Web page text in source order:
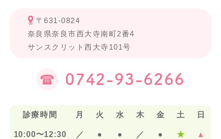
〒631-0824
奈良県奈良市西大寺南町2番4
サンスクリット西大寺101号
0742-93-6266
診療時間 月 火 水 木 金 土 日
10:00〜12:30 ／ ● ● ／ ● ★ ▲